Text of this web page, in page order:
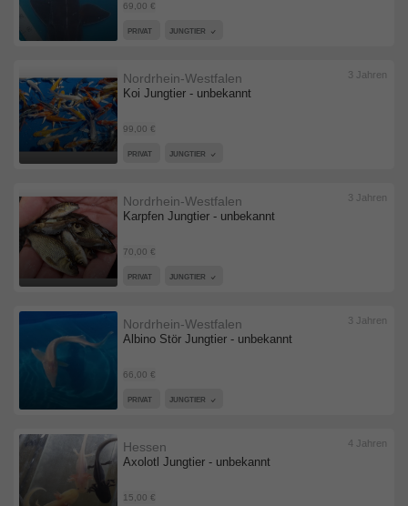
69,00 €
PRIVAT JUNGTIER
Koi Jungtier - unbekannt
Nordrhein-Westfalen
99,00 €
3 Jahren
PRIVAT JUNGTIER
Karpfen Jungtier - unbekannt
Nordrhein-Westfalen
70,00 €
3 Jahren
PRIVAT JUNGTIER
Albino Stör Jungtier - unbekannt
Nordrhein-Westfalen
66,00 €
3 Jahren
PRIVAT JUNGTIER
Axolotl Jungtier - unbekannt
Hessen
15,00 €
4 Jahren